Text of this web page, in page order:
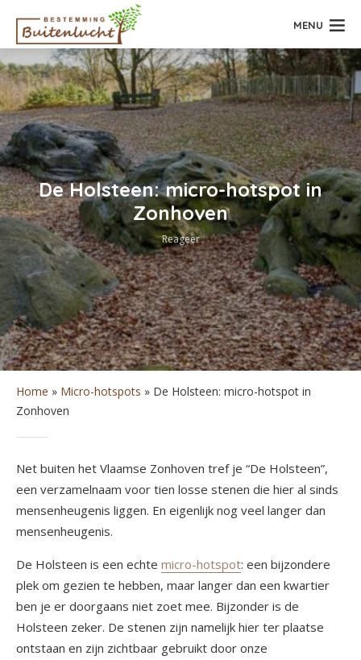
MENU
De Holsteen: micro-hotspot in
Zonhoven
Reageer
Home » Micro-hotspots » De Holsteen: micro-hotspot in
Zonhoven
Net buiten het Vlaamse Zonhoven tref je “De Holsteen”,
een verzamelnaam voor tien losse stenen die hier al sinds
mensenheugenis liggen. En eigenlijk nog veel langer dan
mensenheugenis.
De Holsteen is een echte micro-hotspot: een bijzondere
plek om gezien te hebben, maar langer dan een kwartier
ben je er doorgaans niet zoet mee. Bijzonder is de
Holsteen zeker. De stenen zijn namelijk hier ter plaatse
ontstaan en zijn zichtbaar gebruikt door onze